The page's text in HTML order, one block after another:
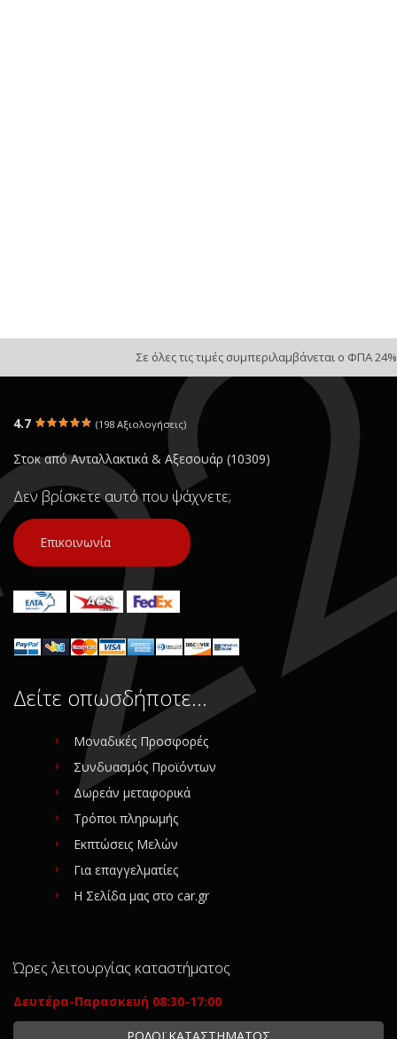
Σε όλες τις τιμές συμπεριλαμβάνεται ο ΦΠΑ 24%
4.7 (198 Αξιολογήσεις)
Στοκ από Ανταλλακτικά & Αξεσουάρ (10309)
Δεν βρίσκετε αυτό που ψάχνετε;
Επικοινωνία
Δείτε οπωσδήποτε…
Μοναδικές Προσφορές
Συνδυασμός Προϊόντων
Δωρεάν μεταφορικά
Τρόποι πληρωμής
Εκπτώσεις Μελών
Για επαγγελματίες
Η Σελίδα μας στο car.gr
Ώρες λειτουργίας καταστήματος
Δευτέρα-Παρασκευή 08:30-17:00
ΡΟΛΟΪ ΚΑΤΑΣΤΗΜΑΤΟΣ